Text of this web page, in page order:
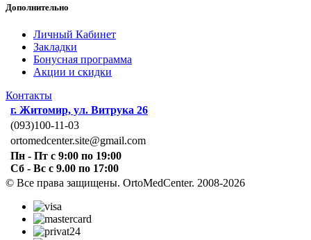
Дополнительно
Личный Кабинет
Закладки
Бонусная программа
Акции и скидки
Контакты
г. Житомир, ул. Витрука 26
(093)100-11-03
ortomedcenter.site@gmail.com
Пн - Пт с 9:00 по 19:00
Сб - Вс с 9.00 по 17:00
© Все права защищены. OrtoMedCenter. 2008-2026